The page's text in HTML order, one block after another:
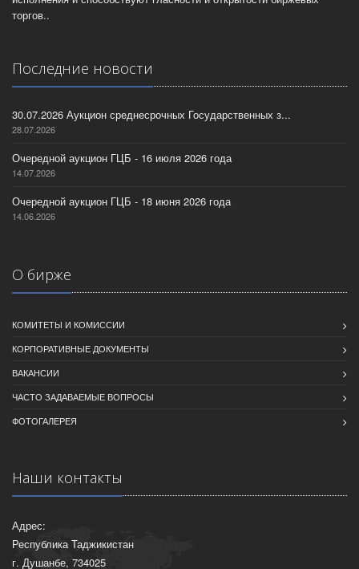
торгов..
Последние новости
30.07.2026 Аукцион среднесрочных Государственных з...
28.07.2026
Очередной аукцион ГЦБ - 16 июля 2026 года
14.07.2026
Очередной аукцион ГЦБ - 18 июня 2026 года
14.06.2026
О бирже
КОМИТЕТЫ И КОМИССИИ
КОРПОРАТИВНЫЕ ДОКУМЕНТЫ
ВАКАНСИИ
ЧАСТО ЗАДАВАЕМЫЕ ВОПРОСЫ
ФОТОГАЛЕРЕЯ
Наши контакты
Адрес:
Республика Таджикистан
г. Душанбе, 734025